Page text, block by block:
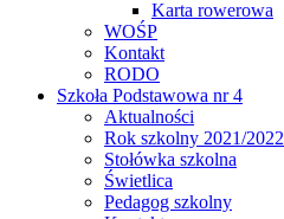
Karta rowerowa
WOŚP
Kontakt
RODO
Szkoła Podstawowa nr 4
Aktualności
Rok szkolny 2021/2022
Stołówka szkolna
Świetlica
Pedagog szkolny